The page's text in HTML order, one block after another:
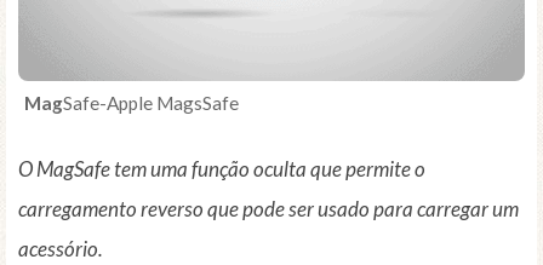
MagSafe-Apple MagsSafe
O MagSafe tem uma função oculta que permite o
carregamento reverso que pode ser usado para carregar um
acessório.